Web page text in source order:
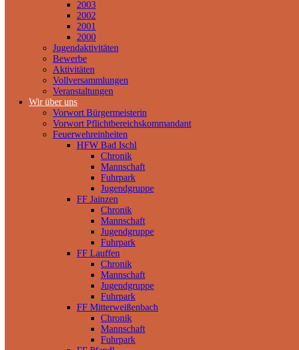
2003
2002
2001
2000
Jugendaktivitäten
Bewerbe
Aktivitäten
Vollversammlungen
Veranstaltungen
Wir über uns
Vorwort Bürgermeisterin
Vorwort Pflichtbereichskommandant
Feuerwehreinheiten
HFW Bad Ischl
Chronik
Mannschaft
Fuhrpark
Jugendgruppe
FF Jainzen
Chronik
Mannschaft
Jugendgruppe
Fuhrpark
FF Lauffen
Chronik
Mannschaft
Jugendgruppe
Fuhrpark
FF Mitterweißenbach
Chronik
Mannschaft
Fuhrpark